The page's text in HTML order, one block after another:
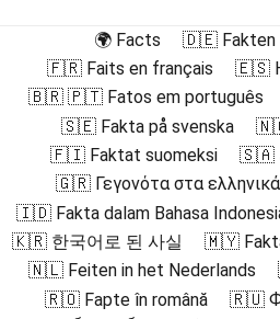
🌍 Facts
🇩🇪 Fakten
🇫🇷 Faits en français
🇪🇸
🇧🇷 🇵🇹 Fatos em português
🇸🇪 Fakta på svenska
🇫🇮 Faktat suomeksi
🇬🇷 Γεγονότα στα ελληνικά
🇮🇩 Fakta dalam Bahasa
🇰🇷 한국어로 된 사실
🇲🇾 Fakta
🇳🇱 Feiten in het Nederlands
🇷🇴 Fapte în română
🇷🇺